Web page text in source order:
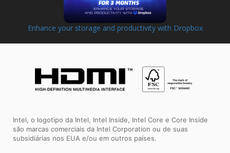
Enhance your storage and productivity with Dropbox
Intel, o logotipo da Intel, Intel Inside, Intel Core e Core Inside
são marcas comerciais da Intel Corporation ou de suas
subsidiárias nos EUA e/ou em outros países.